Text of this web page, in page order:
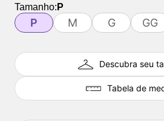
Tamanho: P
P M G GG
Descubra seu
Tabela de